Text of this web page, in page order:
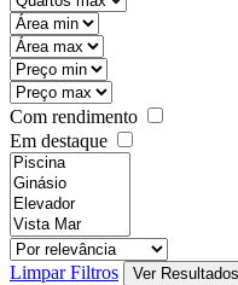
Com rendimento
Em destaque
Limpar Filtros Ver Resultados